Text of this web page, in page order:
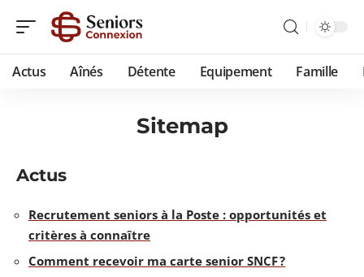
Actus Aînés Détente Equipement Famille
Sitemap
Actus
Recrutement seniors à la Poste : opportunités et
critères à connaître
Comment recevoir ma carte senior SNCF ?